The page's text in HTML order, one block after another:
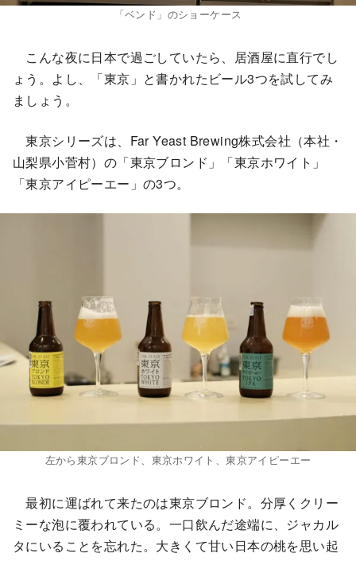
「ベンド」のショーケース
こんな夜に日本で過ごしていたら、居酒屋に直行でし
ょう。よし、「東京」と書かれたビール3つを試してみ
ましょう。
東京シリーズは、Far Yeast Brewing株式会社（本社・
山梨県小菅村）の「東京ブロンド」「東京ホワイト」
「東京アイピーエー」の3つ。
左から東京ブロンド、東京ホワイト、東京アイピーエー
最初に運ばれて来たのは東京ブロンド。分厚くクリー
ミーな泡に覆われている。一口飲んだ途端に、ジャカル
タにいることを忘れた。大きくて甘い日本の桃を思い起